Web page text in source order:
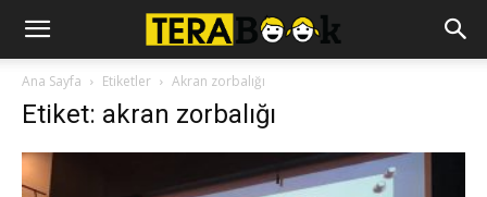
Ana Sayfa Etiketler Akran zorbalığı
Etiket: akran zorbalığı